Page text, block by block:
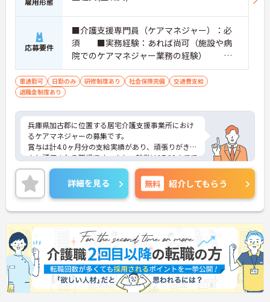
応募要件
■介護支援専門員（ケアマネジャー）：必
須 ■実務経験：あれば尚可（施設や病
院でのケアマネジャー業務の経験） ※P
Cスキル：簡単な入力程度 ■普通自動車
運転免許（AT限定可）：必須
車通勤可 日勤のみ 研修制度あり 社会保険完備
交通費支給
退職金制度あり
兵庫県加古郡に位置する居宅介護支援事業所におけ
るケアマネジャーの募集です。
賞与は計4.0ヶ月分の支給実績があり、頑張りがきち
んと評価される職場です。また、就業は17:00までで
す。勤務終了後のプライベートな時間も充実させる
ことが可能です。
ご興味のある方には、面接対策ポイントなど、さら
に詳細をご案内しますのでお気軽にご相談くださ
い！
詳細を見る 無料 紹介してもらう